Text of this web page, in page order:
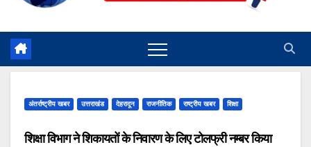
अंतर्राष्ट्रीय खबर उत्तराखंड देहरादून राजनीतिक राष्ट्रीय खबर शिक्षा
शिक्षा विभाग ने शिकायतों के निवारण के लिए टोलफ्री नम्बर किया